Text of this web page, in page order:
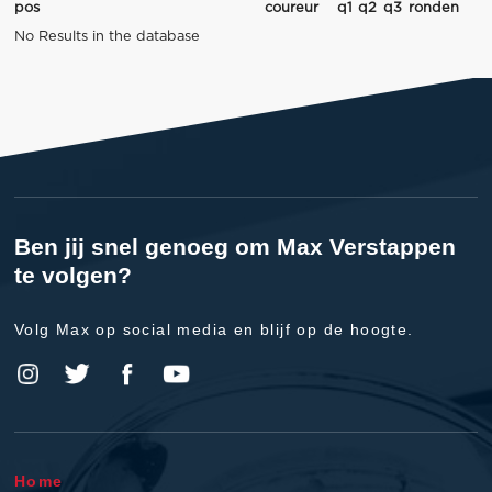
pos coureur q1 q2 q3 ronden
No Results in the database
Ben jij snel genoeg om Max Verstappen
te volgen?
Volg Max op social media en blijf op de hoogte.
Home